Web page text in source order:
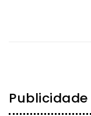
Publicidade